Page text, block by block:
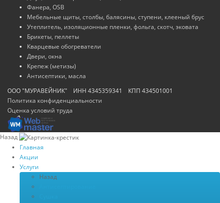
Фанера, OSB
Мебельные щиты, столбы, балясины, ступени, клееный брус
Утеплитель, изоляционные пленки, фольга, скотч, эковата
Брикеты, пеллеты
Кварцевые обогреватели
Двери, окна
Крепеж (метизы)
Антисептики, масла
ООО "МУРАВЕЙНИК" ИНН 4345359341 КПП 434501001
Политика конфиденциальности
Оценка условий труда
Назад
Главная
Акции
Услуги
Назад